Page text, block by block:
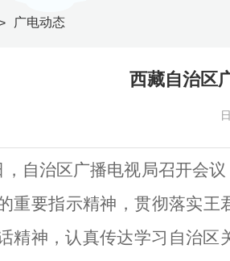
广电动态
西藏自治区
，自治区广播电视局召开会
重要指示精神，贯彻落实
精神，认真传达学习自治